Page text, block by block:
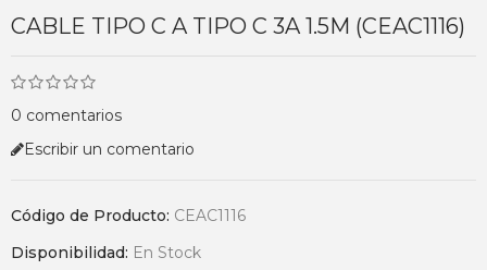
CABLE TIPO C A TIPO C 3A 1.5M (CEAC1116)
0 comentarios
Escribir un comentario
Código de Producto: CEAC1116
Disponibilidad: En Stock